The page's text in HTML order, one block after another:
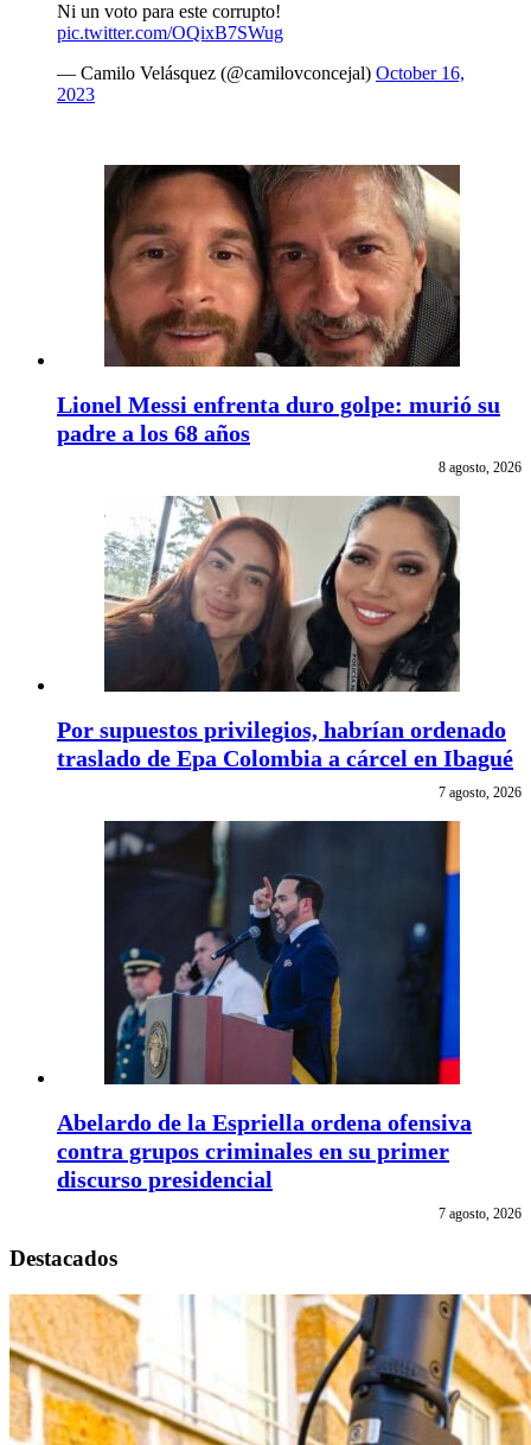
Ni un voto para este corrupto!
pic.twitter.com/OQixB7SWug
— Camilo Velásquez (@camilovconcejal) October 16,
2023
Lionel Messi enfrenta duro golpe: murió su
padre a los 68 años
8 agosto, 2026
Por supuestos privilegios, habrían ordenado
traslado de Epa Colombia a cárcel en Ibagué
7 agosto, 2026
Abelardo de la Espriella ordena ofensiva
contra grupos criminales en su primer
discurso presidencial
7 agosto, 2026
Destacados